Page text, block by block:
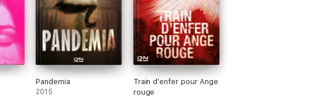
Pandemia
2015
Train d'enfer pour Ange
rouge